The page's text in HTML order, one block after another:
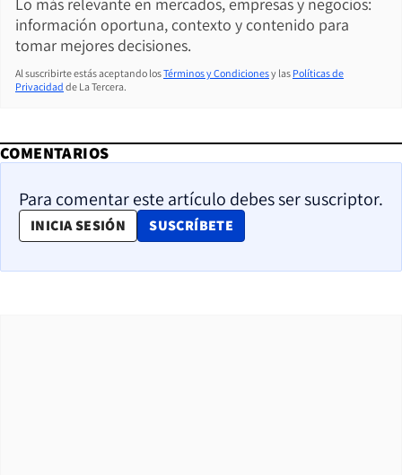
Lo más relevante en mercados, empresas y negocios:
información oportuna, contexto y contenido para
tomar mejores decisiones.
Al suscribirte estás aceptando losTérminos y Condicionesy las Políticas de
Privacidad de La Tercera.
COMENTARIOS
Para comentar este artículo debes ser suscriptor.
INICIA SESIÓN SUSCRÍBETE
OPENS IN NEW WINDOW